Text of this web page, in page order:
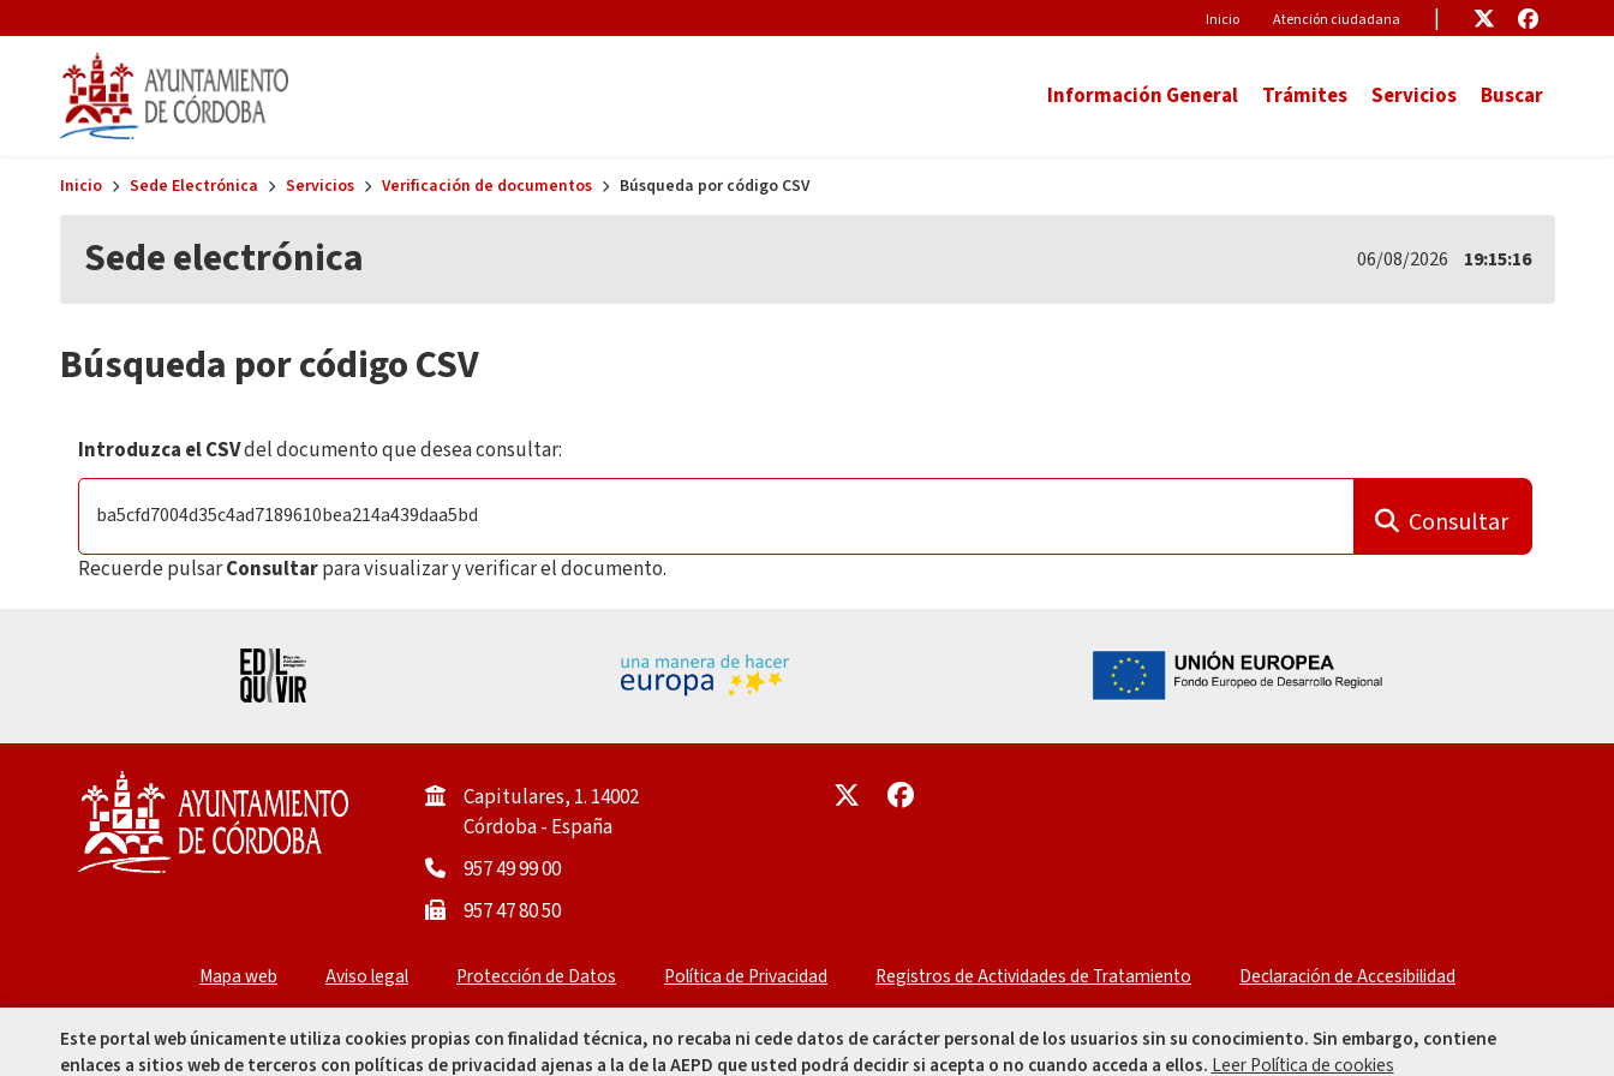
Pre-Header
Inicio Atención ciudadana EnlaceEnlace
Información General Trámites Servicios Buscar
Inicio Sede Electrónica Servicios Verificación de documentos Búsqueda por código CSV
Sede electrónica 06/08/2026 19:15:17
Búsqueda por código CSV
Introduzca el CSVdel documento que desea consultar:
Consultar
Recuerde pulsarConsultarpara visualizar y verificar el documento.
Capitulares, 1. 14002
Córdoba - España
957 49 99 00
957 47 80 50
Enlace
Mapa web Aviso legal Protección de Datos Política de Privacidad Registros de Actividades de Tratamiento Declaración de Accesibilidad
Este portal web únicamente utiliza cookies propias con finalidad técnica, no recaba ni cede datos de carácter personal de los usuarios sin su conocimiento. Sin embargo, contiene
enlaces a sitios web de terceros con políticas de privacidad ajenas a la de la AEPD que usted podrá decidir si acepta o no cuando acceda a ellos. Leer Política de cookies